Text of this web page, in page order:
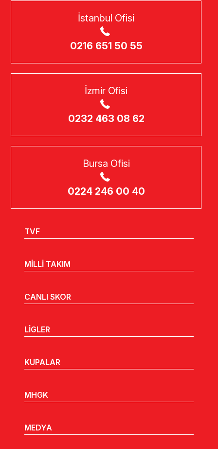
İstanbul Ofisi
0216 651 50 55
İzmir Ofisi
0232 463 08 62
Bursa Ofisi
0224 246 00 40
TVF
MİLLİ TAKIM
CANLI SKOR
LİGLER
KUPALAR
MHGK
MEDYA